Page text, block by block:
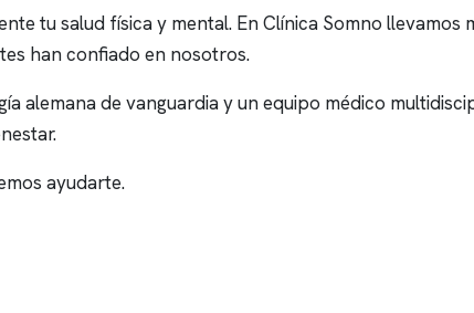
tu salud física y mental. EnClínica Somno llevamos
han confiado en nosotros.
alemana de vanguardia y un equipo médico
ayudarte.